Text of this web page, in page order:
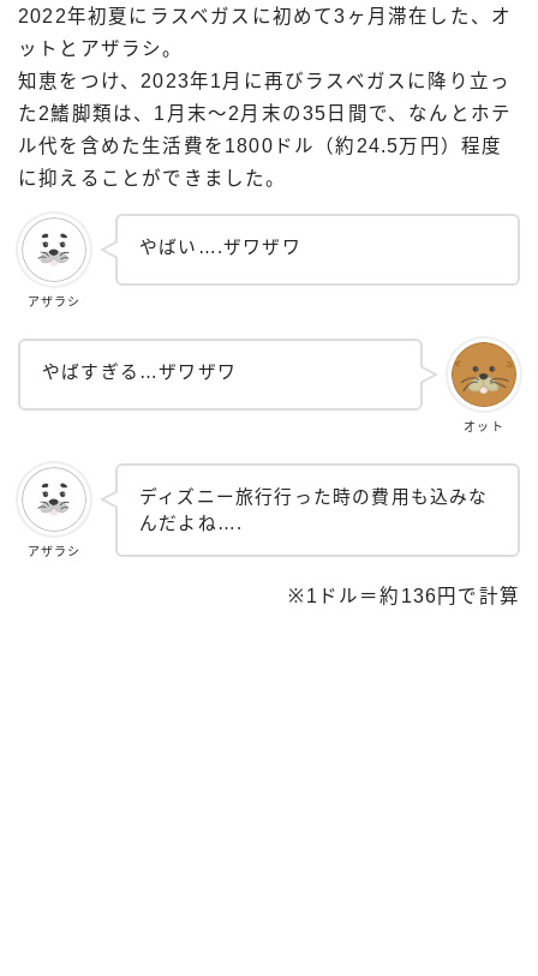
2022年初夏にラスベガスに初めて3ヶ月滞在した、オ
ットとアザラシ。
知恵をつけ、2023年1月に再びラスベガスに降り立っ
た2鰭脚類は、1月末〜2月末の35日間で、なんとホテ
ル代を含めた生活費を1800ドル（約24.5万円）程度
に抑えることができました。
アザラシ
やばい….ザワザワ
オット
やばすぎる…ザワザワ
アザラシ
ディズニー旅行行った時の費用も込みな
んだよね….
※1ドル＝約136円で計算